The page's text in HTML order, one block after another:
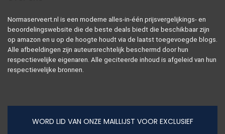
Normaserveert.nl is een moderne alles-in-één prijsvergelijkings- en
beoordelingswebsite die de beste deals biedt die beschikbaar zijn
op amazon en u op de hoogte houdt via de laatst toegevoegde blogs.
Alle afbeeldingen zijn auteursrechtelijk beschermd door hun
respectievelijke eigenaren. Alle geciteerde inhoud is afgeleid van hun
respectievelijke bronnen.
WORD LID VAN ONZE MAILLIJST VOOR EXCLUSIEF